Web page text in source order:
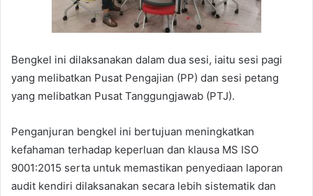
Bengkel ini dilaksanakan dalam dua sesi, iaitu sesi pagi
yang melibatkan Pusat Pengajian (PP) dan sesi petang
yang melibatkan Pusat Tanggungjawab (PTJ).
Penganjuran bengkel ini bertujuan meningkatkan
kefahaman terhadap keperluan dan klausa MS ISO
9001:2015 serta untuk memastikan penyediaan laporan
audit kendiri dilaksanakan secara lebih sistematik dan